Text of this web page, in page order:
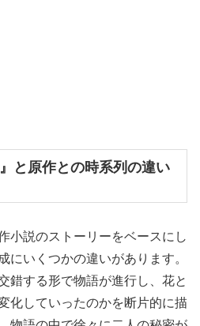
と原作との時系列の違い
小説のストーリーをベースにし
にいくつかの違いがあります。
錯する形で物語が進行し、花と
化していったのかを断片的に描